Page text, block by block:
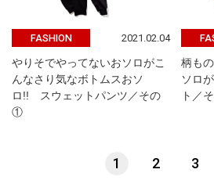
FASHION 2021.02.04
やりそでやってないおソロがこ
んなさり気なボトムスおソ
ロ!! スウェットパンツ／その
①
柄も
ソロ
ト／
1 2 3